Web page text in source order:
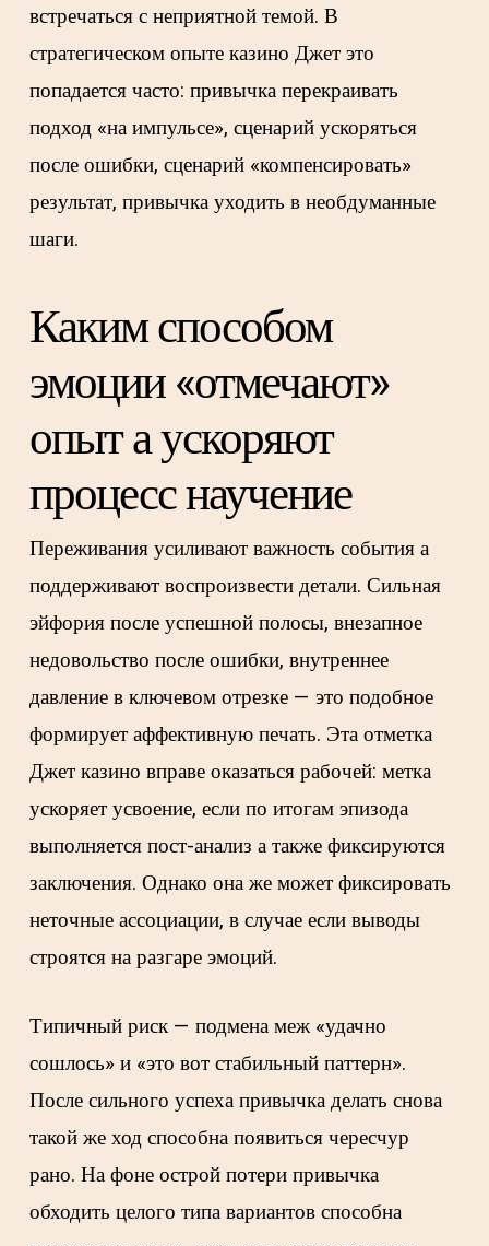
встречаться с неприятной темой. В
стратегическом опыте казино Джет это
попадается часто: привычка перекраивать
подход «на импульсе», сценарий ускоряться
после ошибки, сценарий «компенсировать»
результат, привычка уходить в необдуманные
шаги.
Каким способом
эмоции «отмечают»
опыт а ускоряют
процесс научение
Переживания усиливают важность события а
поддерживают воспроизвести детали. Сильная
эйфория после успешной полосы, внезапное
недовольство после ошибки, внутреннее
давление в ключевом отрезке — это подобное
формирует аффективную печать. Эта отметка
Джет казино вправе оказаться рабочей: метка
ускоряет усвоение, если по итогам эпизода
выполняется пост-анализ а также фиксируются
заключения. Однако она же может фиксировать
неточные ассоциации, в случае если выводы
строятся на разгаре эмоций.
Типичный риск — подмена меж «удачно
сошлось» и «это вот стабильный паттерн».
После сильного успеха привычка делать снова
такой же ход способна появиться чересчур
рано. На фоне острой потери привычка
обходить целого типа вариантов способна